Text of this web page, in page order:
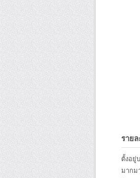
รายล
ตั้งอยู่
มากม